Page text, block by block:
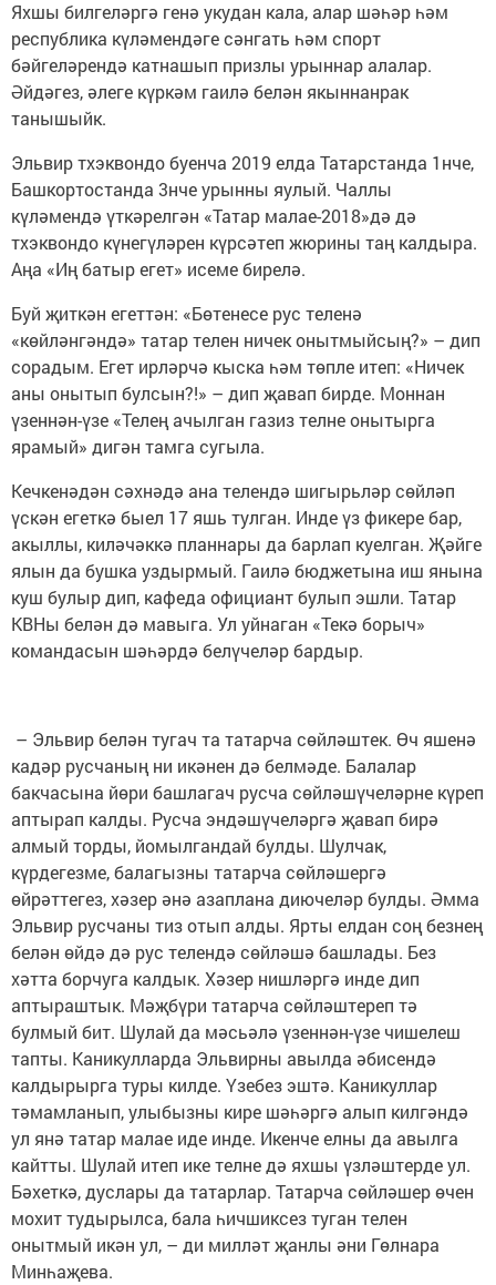
Яхшы билгеләргә генә укудан кала, алар шәһәр һәм
республика күләмендәге сәнгать һәм спорт
бәйгеләрендә катнашып призлы урыннар алалар.
Әйдәгез, әлеге күркәм гаилә белән якыннанрак
танышыйк.
Эльвир тхэквондо буенча 2019 елда Татарстанда 1нче,
Башкортостанда 3нче урынны яулый. Чаллы
күләмендә үткәрелгән «Татар малае-2018»дә дә
тхэквондо күнегүләрен күрсәтеп жюрины таң калдыра.
Аңа «Иң батыр егет» исеме бирелә.
Буй җиткән егеттән: «Бөтенесе рус теленә
«көйләнгәндә» татар телен ничек онытмыйсың?» – дип
сорадым. Егет ирләрчә кыска һәм төпле итеп: «Ничек
аны онытып булсын?!» – дип җавап бирде. Моннан
үзеннән-үзе «Телең ачылган газиз телне онытырга
ярамый» дигән тамга сугыла.
Кечкенәдән сәхнәдә ана телендә шигырьләр сөйләп
үскән егеткә быел 17 яшь тулган. Инде үз фикере бар,
акыллы, киләчәккә планнары да барлап куелган. Җәйге
ялын да бушка уздырмый. Гаилә бюджетына иш янына
куш булыр дип, кафеда официант булып эшли. Татар
КВНы белән дә мавыга. Ул уйнаган «Текә борыч»
командасын шәһәрдә белүчеләр бардыр.
– Эльвир белән тугач та татарча сөйләштек. Өч яшенә
кадәр русчаның ни икәнен дә белмәде. Балалар
бакчасына йөри башлагач русча сөйләшүчеләрне күреп
аптырап калды. Русча эндәшүчеләргә җавап бирә
алмый торды, йомылгандай булды. Шулчак,
күрдегезме, балагызны татарча сөйләшергә
өйрәттегез, хәзер әнә азаплана диючеләр булды. Әмма
Эльвир русчаны тиз отып алды. Ярты елдан соң безнең
белән өйдә дә рус телендә сөйләшә башлады. Без
хәтта борчуга калдык. Хәзер нишләргә инде дип
аптыраштык. Мәҗбүри татарча сөйләштереп тә
булмый бит. Шулай да мәсьәлә үзеннән-үзе чишелеш
тапты. Каникулларда Эльвирны авылда әбисендә
калдырырга туры килде. Үзебез эштә. Каникуллар
тәмамланып, улыбызны кире шәһәргә алып килгәндә
ул янә татар малае иде инде. Икенче елны да авылга
кайтты. Шулай итеп ике телне дә яхшы үзләштерде ул.
Бәхеткә, дуслары да татарлар. Татарча сөйләшер өчен
мохит тудырылса, бала һичшиксез туган телен
онытмый икән ул, – ди милләт җанлы әни Гөлнара
Минһаҗева.